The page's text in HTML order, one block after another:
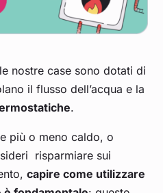
nostre case sono dotati di
il flusso dell’acqua e la
.
più o meno caldo, o
risparmiare sui
capire come utilizzare